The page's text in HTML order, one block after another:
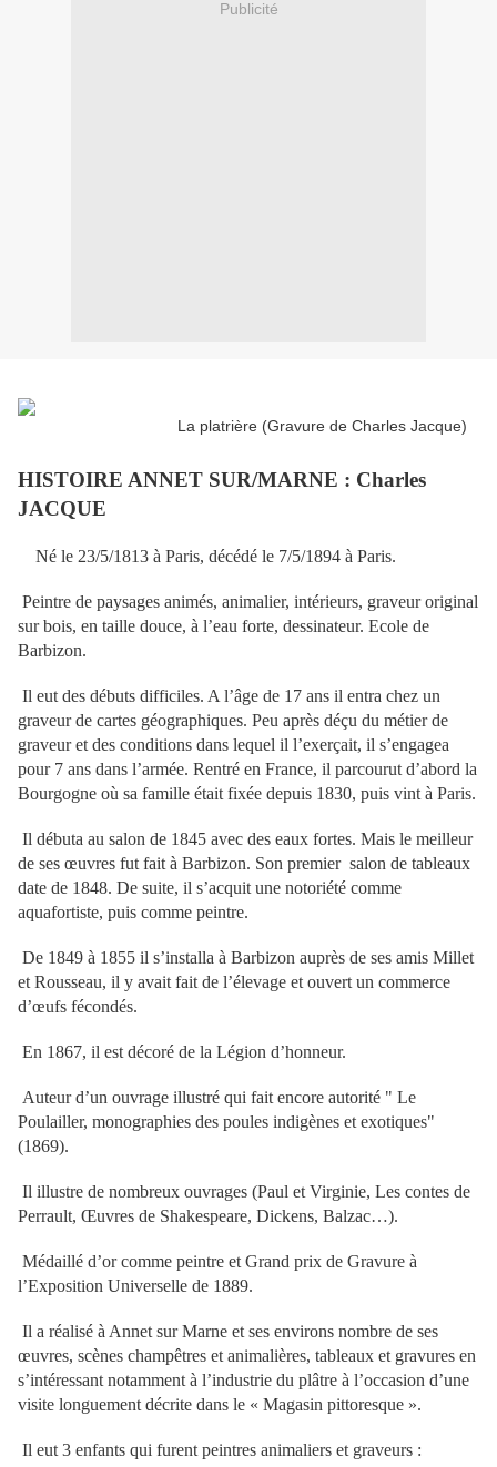
Publicité
La platrière (Gravure de Charles Jacque)
HISTOIRE ANNET SUR/MARNE : Charles
JACQUE
Né le 23/5/1813 à Paris, décédé le 7/5/1894 à Paris.
Peintre de paysages animés, animalier, intérieurs, graveur original
sur bois, en taille douce, à l’eau forte, dessinateur. Ecole de
Barbizon.
Il eut des débuts difficiles. A l’âge de 17 ans il entra chez un
graveur de cartes géographiques. Peu après déçu du métier de
graveur et des conditions dans lequel il l’exerçait, il s’engagea
pour 7 ans dans l’armée. Rentré en France, il parcourut d’abord la
Bourgogne où sa famille était fixée depuis 1830, puis vint à Paris.
Il débuta au salon de 1845 avec des eaux fortes. Mais le meilleur
de ses œuvres fut fait à Barbizon. Son premier salon de tableaux
date de 1848. De suite, il s’acquit une notoriété comme
aquafortiste, puis comme peintre.
De 1849 à 1855 il s’installa à Barbizon auprès de ses amis Millet
et Rousseau, il y avait fait de l’élevage et ouvert un commerce
d’œufs fécondés.
En 1867, il est décoré de la Légion d’honneur.
Auteur d’un ouvrage illustré qui fait encore autorité " Le
Poulailler, monographies des poules indigènes et exotiques"
(1869).
Il illustre de nombreux ouvrages (Paul et Virginie, Les contes de
Perrault, Œuvres de Shakespeare, Dickens, Balzac…).
Médaillé d’or comme peintre et Grand prix de Gravure à
l’Exposition Universelle de 1889.
Il a réalisé à Annet sur Marne et ses environs nombre de ses
œuvres, scènes champêtres et animalières, tableaux et gravures en
s’intéressant notamment à l’industrie du plâtre à l’occasion d’une
visite longuement décrite dans le « Magasin pittoresque ».
Il eut 3 enfants qui furent peintres animaliers et graveurs :